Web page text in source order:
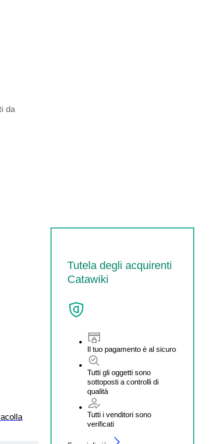
da
Tutela degli acquirenti
Catawiki
Il tuo pagamento è al sicuro
Tutti gli oggetti sono
sottoposti a controlli di
qualità
Tutti i venditori sono
verificati